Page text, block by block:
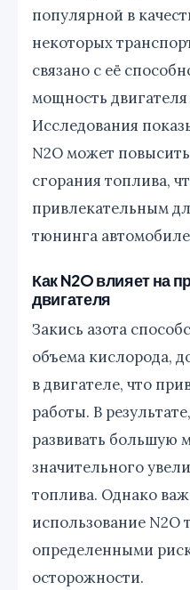
популярной в
некоторых
связано с её
мощность
Исследования
N2O может
сгорания топлива,
привлекательным
тюнинга
Как N2O влияет на
двигателя
Закись азота
объема кислорода,
в двигателе, что
работы. В
развивать большую
значительного
топлива. Однако
использование N2O
определенными
осторожности.